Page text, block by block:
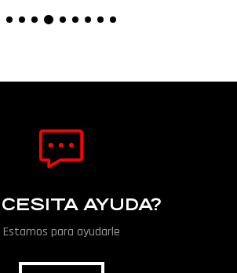
AYUDA?
Estamos para ayudarle